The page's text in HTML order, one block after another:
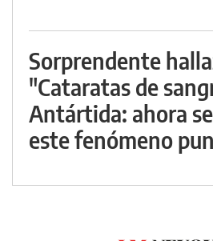
Sorprendente
"Cataratas de
Antártida: ahora
este fenómeno